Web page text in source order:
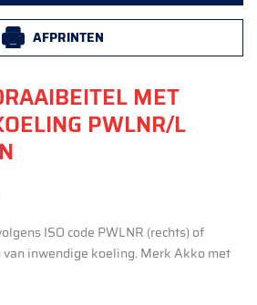
AFPRINTEN
MET
PWLNR/L
ISO code PWLNR (rechts) of
van inwendige koeling. Merk Akko met